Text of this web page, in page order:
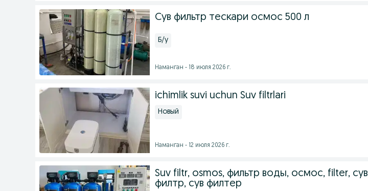
Сув фильтр тескари осмос 500 л
Б/у
Наманган - 18 июля 2026 г.
ichimlik suvi uchun Suv filtrlari
Новый
Наманган - 12 июля 2026 г.
Suv filtr, osmos, фильтр воды, осмос, filter, сув
филтр, сув филтер